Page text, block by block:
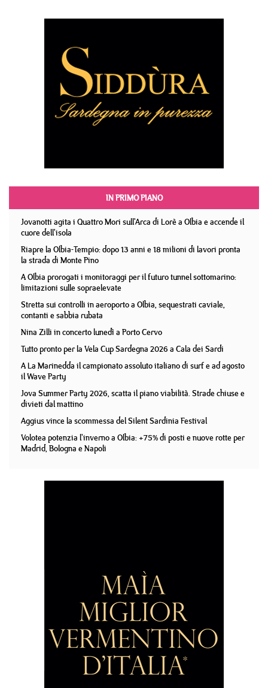
IN PRIMO PIANO
Jovanotti agita i Quattro Mori sull'Arca di Lorè a Olbia e accende il
cuore dell'isola
Riapre la Olbia-Tempio: dopo 13 anni e 18 milioni di lavori pronta
la strada di Monte Pino
A Olbia prorogati i monitoraggi per il futuro tunnel sottomarino:
limitazioni sulle sopraelevate
Stretta sui controlli in aeroporto a Olbia, sequestrati caviale,
contanti e sabbia rubata
Nina Zilli in concerto lunedì a Porto Cervo
Tutto pronto per la Vela Cup Sardegna 2026 a Cala dei Sardi
A La Marinedda il campionato assoluto italiano di surf e ad agosto
il Wave Party
Jova Summer Party 2026, scatta il piano viabilità. Strade chiuse e
divieti dal mattino
Aggius vince la scommessa del Silent Sardinia Festival
Volotea potenzia l'inverno a Olbia: +75% di posti e nuove rotte per
Madrid, Bologna e Napoli